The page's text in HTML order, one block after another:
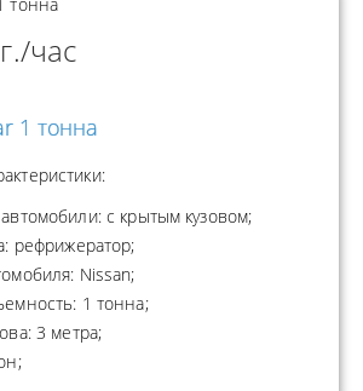
час
1 тонна
с крытым кузовом;
рефрижератор;
Nissan;
1 тонна;
3 метра;